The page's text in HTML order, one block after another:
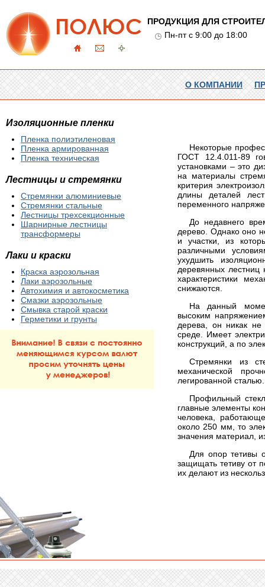
ПРОДУКЦИЯ ДЛЯ
Пн-пт с 9:00 до 18:00
О КОМПАНИИ
Изоляционные пленки
Пленка полиэтиленовая
Пленка армированная
Пленка техническая
Лестницы и стремянки
Стремянки алюминиевые
Стремянки стальные
Лестницы трехсекционные
Шарнирные лестницы
трансформеры
Лаки и краски
Краска аэрозольная
Лаки аэрозольные
Автохимия и автокосметика
Смазки аэрозольные
Смывка старой краски
Герметики и грунты
Некоторые
ГОСТ 12.4.011-89
установками – это
на материалы
критерия
длины деталей
переменного
До недавнего
дерево. Однако оно
и участки, из
различными
ухудшить
деревянных
характеристики
снижаются.
На данный
высоким
дерева, он никак
среде. Имеет
конструкций, а по
Стремянки из
механической
легированной сталью.
Профильный
главные элементы
человека,
около 250 мм, то
значения материал,
Для опор тетивы
защищать тетиву от
их делают из